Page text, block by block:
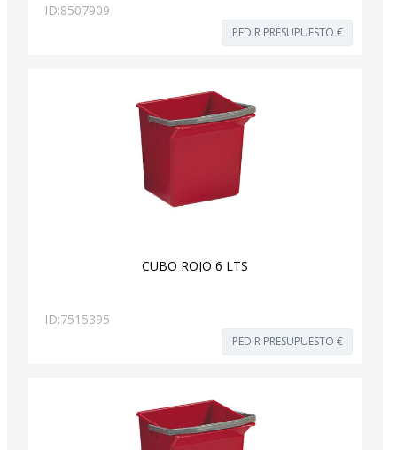
ID:8507909
PEDIR PRESUPUESTO €
CUBO ROJO 6 LTS
ID:7515395
PEDIR PRESUPUESTO €